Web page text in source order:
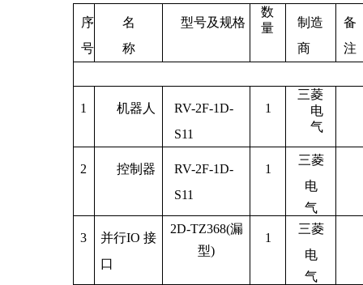
序
号
名
称
型号及规格
数
量
制造
商
备
注
1 机器人
RV-2F-1D-
S11
1
三菱
电
气
2 控制器
RV-2F-1D-
S11
1
三菱
电
气
3 并行IO 接
口
2D-TZ368(漏
型)
1
三菱
电
气